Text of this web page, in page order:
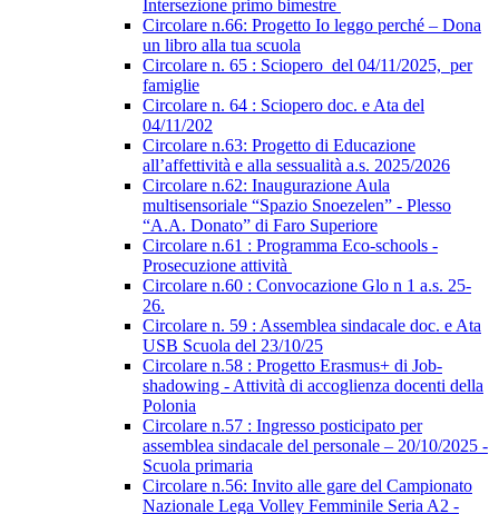
Intersezione primo bimestre
Circolare n.66: Progetto Io leggo perché – Dona
un libro alla tua scuola
Circolare n. 65 : Sciopero del 04/11/2025, per
famiglie
Circolare n. 64 : Sciopero doc. e Ata del
04/11/202
Circolare n.63: Progetto di Educazione
all’affettività e alla sessualità a.s. 2025/2026
Circolare n.62: Inaugurazione Aula
multisensoriale “Spazio Snoezelen” - Plesso
“A.A. Donato” di Faro Superiore
Circolare n.61 : Programma Eco-schools -
Prosecuzione attività
Circolare n.60 : Convocazione Glo n 1 a.s. 25-
26.
Circolare n. 59 : Assemblea sindacale doc. e Ata
USB Scuola del 23/10/25
Circolare n.58 : Progetto Erasmus+ di Job-
shadowing - Attività di accoglienza docenti della
Polonia
Circolare n.57 : Ingresso posticipato per
assemblea sindacale del personale – 20/10/2025 -
Scuola primaria
Circolare n.56: Invito alle gare del Campionato
Nazionale Lega Volley Femminile Seria A2 -